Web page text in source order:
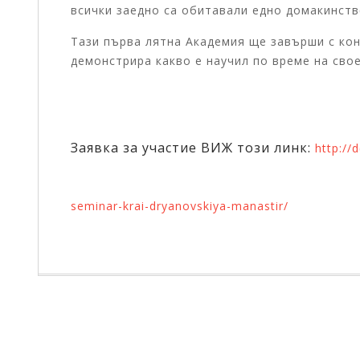
всички заедно са обитавали едно
Тази първа лятна Академия ще завърши с
демонстрира какво е научил по време на
Заявка за участие ВИЖ този линк: http://
seminar-krai-dryanovskiya-manastir/